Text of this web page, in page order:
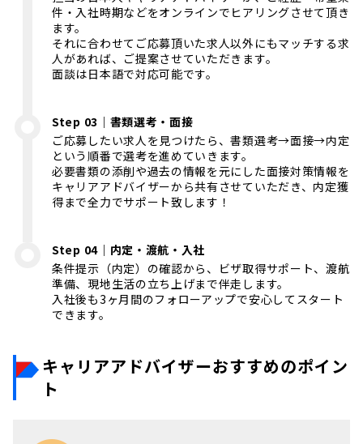
件・入社時期などをオンラインでヒアリングさせて頂き
ます。
それに合わせてご応募頂いた求人以外にもマッチする求
人があれば、ご提案させていただきます。
面談は日本語で対応可能です。
Step 03｜書類選考・面接
ご応募したい求人を見つけたら、書類選考→面接→内定
という順番で選考を進めていきます。
必要書類の添削や過去の情報を元にした面接対策情報を
キャリアアドバイザーから共有させていただき、内定獲
得まで全力でサポート致します！
Step 04｜内定・渡航・入社
条件提示（内定）の確認から、ビザ取得サポート、渡航
準備、現地生活の立ち上げまで伴走します。
入社後も3ヶ月間のフォローアップで安心してスタート
できます。
キャリアアドバイザーおすすめのポイン
ト